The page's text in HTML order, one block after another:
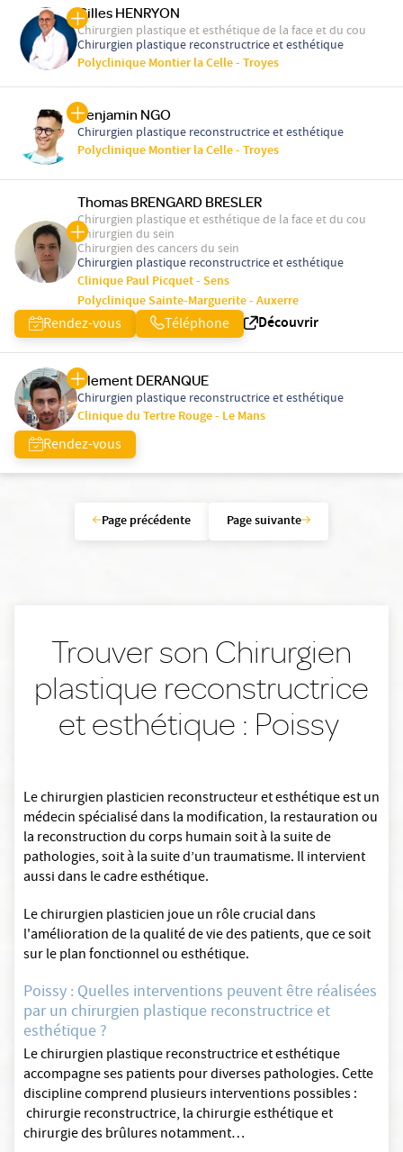
Gilles HENRYON
Chirurgien plastique et esthétique de la face et du cou
Chirurgien plastique reconstructrice et esthétique
Polyclinique Montier la Celle - Troyes
Benjamin NGO
Chirurgien plastique reconstructrice et esthétique
Polyclinique Montier la Celle - Troyes
Thomas BRENGARD BRESLER
Chirurgien plastique et esthétique de la face et du cou
Chirurgien du sein
Chirurgien des cancers du sein
Chirurgien plastique reconstructrice et esthétique
Clinique Paul Picquet - Sens
Polyclinique Sainte-Marguerite - Auxerre
Rendez-vous Téléphone Découvrir
Clement DERANQUE
Chirurgien plastique reconstructrice et esthétique
Clinique du Tertre Rouge - Le Mans
Rendez-vous
Page précédente Page suivante
Trouver son Chirurgien
plastique reconstructrice
et esthétique : Poissy
Le chirurgien plasticien reconstructeur et esthétique est un
médecin spécialisé dans la modification, la restauration ou
la reconstruction du corps humain soit à la suite de
pathologies, soit à la suite d’un traumatisme. Il intervient
aussi dans le cadre esthétique.
Le chirurgien plasticien joue un rôle crucial dans
l'amélioration de la qualité de vie des patients, que ce soit
sur le plan fonctionnel ou esthétique.
Poissy : Quelles interventions peuvent être réalisées
par un chirurgien plastique reconstructrice et
esthétique ?
Le chirurgien plastique reconstructrice et esthétique
accompagne ses patients pour diverses pathologies. Cette
discipline comprend plusieurs interventions possibles :
chirurgie reconstructrice, la chirurgie esthétique et
chirurgie des brûlures notamment…